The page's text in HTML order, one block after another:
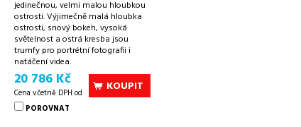
jedinečnou, velmi malou hloubkou
ostrosti. Výjimečně malá hloubka
ostrosti, snový bokeh, vysoká
světelnost a ostrá kresba jsou
trumfy pro portrétní fotografii i
natáčení videa.
KOUPIT
20 786 Kč
Cena včetně DPH od
POROVNAT